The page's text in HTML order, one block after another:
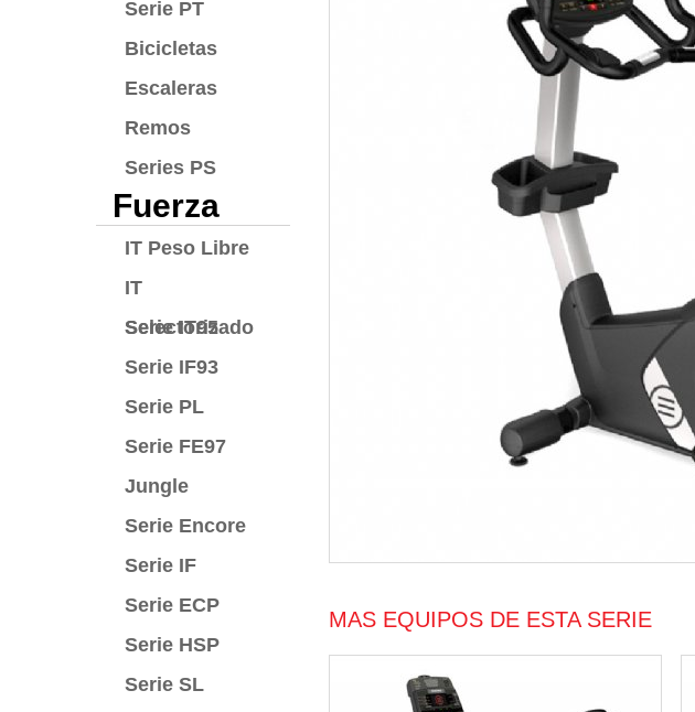
Serie PT
Bicicletas
Escaleras
Remos
Series PS
Fuerza
IT Peso Libre
IT
Selectorizado
Serie IT95
Serie IF93
Serie PL
Serie FE97
Jungle
Serie Encore
Serie IF
Serie ECP
Serie HSP
Serie SL
MAS EQUIPOS DE ESTA SERIE